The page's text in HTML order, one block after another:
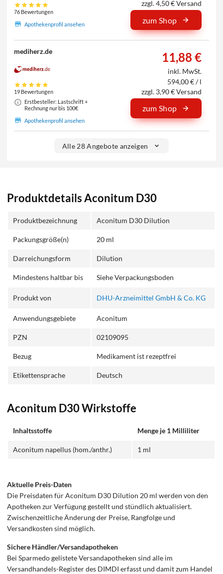
76 Bewertungen
Apothekenprofil ansehen
zzgl. 4,50 € Versand
zum Shop
mediherz.de
19 Bewertungen
Erstbesteller: Lastschrift +
Rechnung nur bis 100€
Apothekenprofil ansehen
11,88 €
inkl. MwSt.
594,00 € / l
zzgl. 3,90 € Versand
zum Shop
Alle 28 Angebote anzeigen
Produktdetails Aconitum D30
Produktbezeichnung Aconitum D30 Dilution
Packungsgröße(n) 20 ml
Darreichungsform Dilution
Mindestens haltbar bis Siehe Verpackungsboden
Produkt von DHU-Arzneimittel GmbH & Co. KG
Anwendungsgebiete Aconitum
PZN 02109095
Bezug Medikament ist rezeptfrei
Etikettensprache Deutsch
Aconitum D30 Wirkstoffe
Inhaltsstoffe Menge je 1 Milliliter
Aconitum napellus (hom./anthr.) 1 ml
Aktuelle Preis-Daten
Die Preisdaten für Aconitum D30 Dilution 20 ml werden von den
Apotheken zur Verfügung gestellt und stündlich aktualisiert.
Zwischenzeitliche Änderung der Preise, Rangfolge und
Versandkosten sind möglich.
Sichere Händler/Versandapotheken
Bei Sparmedo gelistete Versandapotheken sind alle im
Versandhandels-Register des DIMDI erfasst und damit zum Handel